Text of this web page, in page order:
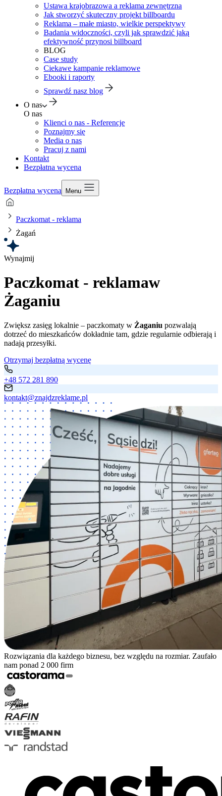
Ustawa krajobrazowa a reklama zewnętrzna
Jak stworzyć skuteczny projekt billboardu
Reklama – małe miasto, wielkie perspektywy
Badania widoczności, czyli jak sprawdzić jaką
efektywność przynosi billboard
BLOG
Case study
Ciekawe kampanie reklamowe
Ebooki i raporty
Sprawdź nasz blog
O nas
O nas
Klienci o nas - Referencje
Poznajmy się
Media o nas
Pracuj z nami
Kontakt
Bezpłatna wycena
Bezpłatna wycena Menu
Paczkomat - reklama
Żagań
Wynajmij
Paczkomat - reklamaw
Żaganiu
Zwiększ zasięg lokalnie – paczkomaty w Żaganiu pozwalają
dotrzeć do mieszkańców dokładnie tam, gdzie regularnie odbierają i
nadają przesyłki.
Otrzymaj bezpłatną wycenę
+48 572 281 890
kontakt@znajdzreklame.pl
Rozwiązania dla każdego biznesu, bez względu na rozmiar. Zaufało
nam ponad 2 000 firm